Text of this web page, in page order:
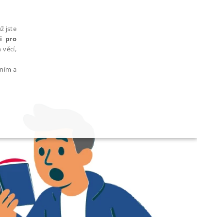
jste
pro
věcí,
a
SOUBORY
souborů cookie správně používat.